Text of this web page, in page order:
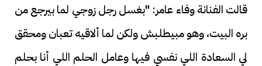
قالت الفنانة وفاء عامر: "بغسل رجل زوجي لما بيرجع من
بره البيت، وهو مبيطلبش ولكن لما ألاقيه تعبان ومحقق
لي السعادة اللي نفسي فيها وعامل الحلم اللي أنا بحلم